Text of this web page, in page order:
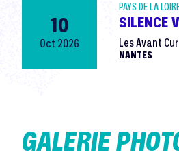
10
Oct 2026
PAYS DE LA
SILENCE
Les Avant
NANTES
GALERIE